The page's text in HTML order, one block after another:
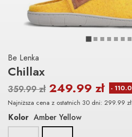
Be Lenka
Chillax
359.99zł 249.99 zł
Najniższa cena z ostatnich 30 dni: 299.99 zł
Kolor Amber Yellow